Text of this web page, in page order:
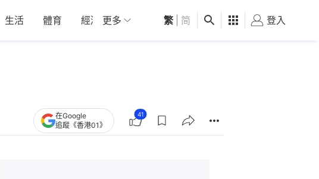
生活 體育 經濟 01深圳 觀點 健康 好食玩飛
更多 繁 简 登入
在Google
追蹤《香港01》
41